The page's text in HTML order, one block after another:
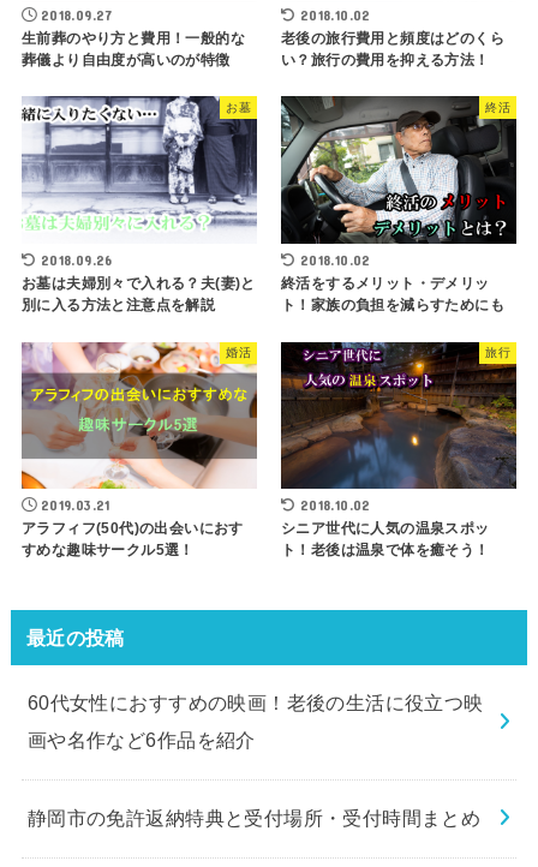
2018.09.27
生前葬のやり方と費用！一般的な
葬儀より自由度が高いのが特徴
2018.10.02
老後の旅行費用と頻度はどのくら
い？旅行の費用を抑える方法！
お墓
2018.09.26
お墓は夫婦別々で入れる？夫(妻)と
別に入る方法と注意点を解説
終活
2018.10.02
終活をするメリット・デメリッ
ト！家族の負担を減らすためにも
婚活
2019.03.21
アラフィフ(50代)の出会いにおす
すめな趣味サークル5選！
旅行
2018.10.02
シニア世代に人気の温泉スポッ
ト！老後は温泉で体を癒そう！
最近の投稿
60代女性におすすめの映画！老後の生活に役立つ映
画や名作など6作品を紹介
静岡市の免許返納特典と受付場所・受付時間まとめ